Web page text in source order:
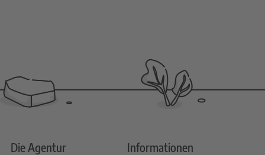
Die Agentur Informationen